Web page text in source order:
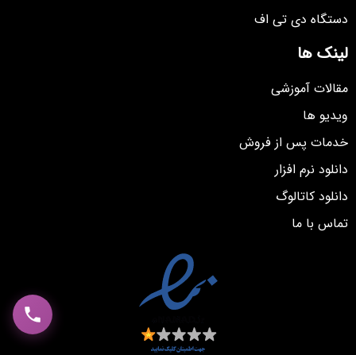
دستگاه دی تی اف
لینک ها
مقالات آموزشی
ویدیو ها
خدمات پس از فروش
دانلود نرم افزار
دانلود کاتالوگ
تماس با ما